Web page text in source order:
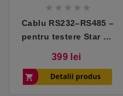
    
Cablu RS232–RS485 –
pentru testere Star C3
399 lei